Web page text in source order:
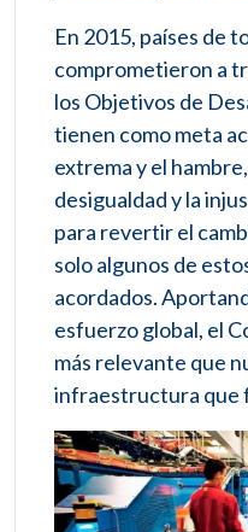
En 2015, países de
comprometieron a
los Objetivos de
tienen como meta
extrema y el
desigualdad y la
para revertir el
solo algunos de
acordados.
esfuerzo global, el
más relevante que
infraestructura que